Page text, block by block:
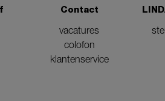
Contact
vacatures
colofon
klantenservice